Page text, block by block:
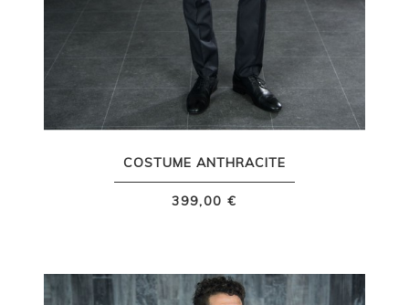
COSTUME ANTHRACITE
399,00 €